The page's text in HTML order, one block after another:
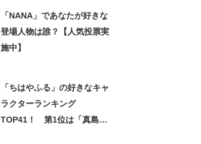
「NANA」であなたが好きな
登場人物は誰？【人気投票実
施中】
「ちはやふる」の好きなキャ
ラクターランキング
TOP41！ 第1位は「真島太